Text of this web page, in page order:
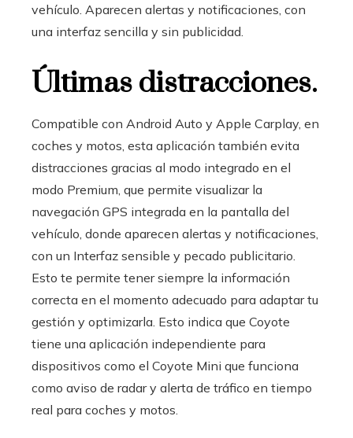
vehículo. Aparecen alertas y notificaciones, con
una interfaz sencilla y sin publicidad.
Últimas distracciones.
Compatible con Android Auto y Apple Carplay, en
coches y motos, esta aplicación también evita
distracciones gracias al modo integrado en el
modo Premium, que permite visualizar la
navegación GPS integrada en la pantalla del
vehículo, donde aparecen alertas y notificaciones,
con un Interfaz sensible y pecado publicitario.
Esto te permite tener siempre la información
correcta en el momento adecuado para adaptar tu
gestión y optimizarla. Esto indica que Coyote
tiene una aplicación independiente para
dispositivos como el Coyote Mini que funciona
como aviso de radar y alerta de tráfico en tiempo
real para coches y motos.